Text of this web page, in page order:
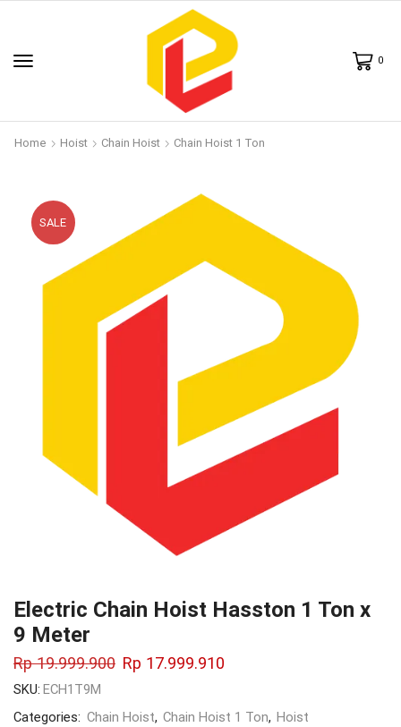
0
Home Hoist Chain Hoist Chain Hoist 1 Ton
SALE
Electric Chain Hoist Hasston 1 Ton x
9 Meter
Rp19.999.900 Rp 17.999.910
SKU: ECH1T9M
Categories: Chain Hoist, Chain Hoist 1 Ton, Hoist